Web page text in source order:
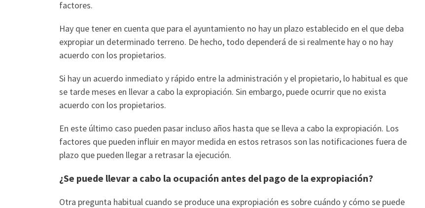
factores.
Hay que tener en cuenta que para el ayuntamiento no hay un plazo establecido en el que deba
expropiar un determinado terreno. De hecho, todo dependerá de si realmente hay o no hay
acuerdo con los propietarios.
Si hay un acuerdo inmediato y rápido entre la administración y el propietario, lo habitual es que
se tarde meses en llevar a cabo la expropiación. Sin embargo, puede ocurrir que no exista
acuerdo con los propietarios.
En este último caso pueden pasar incluso años hasta que se lleva a cabo la expropiación. Los
factores que pueden influir en mayor medida en estos retrasos son las notificaciones fuera de
plazo que pueden llegar a retrasar la ejecución.
¿Se puede llevar a cabo la ocupación antes del pago de la expropiación?
Otra pregunta habitual cuando se produce una expropiación es sobre cuándo y cómo se puede